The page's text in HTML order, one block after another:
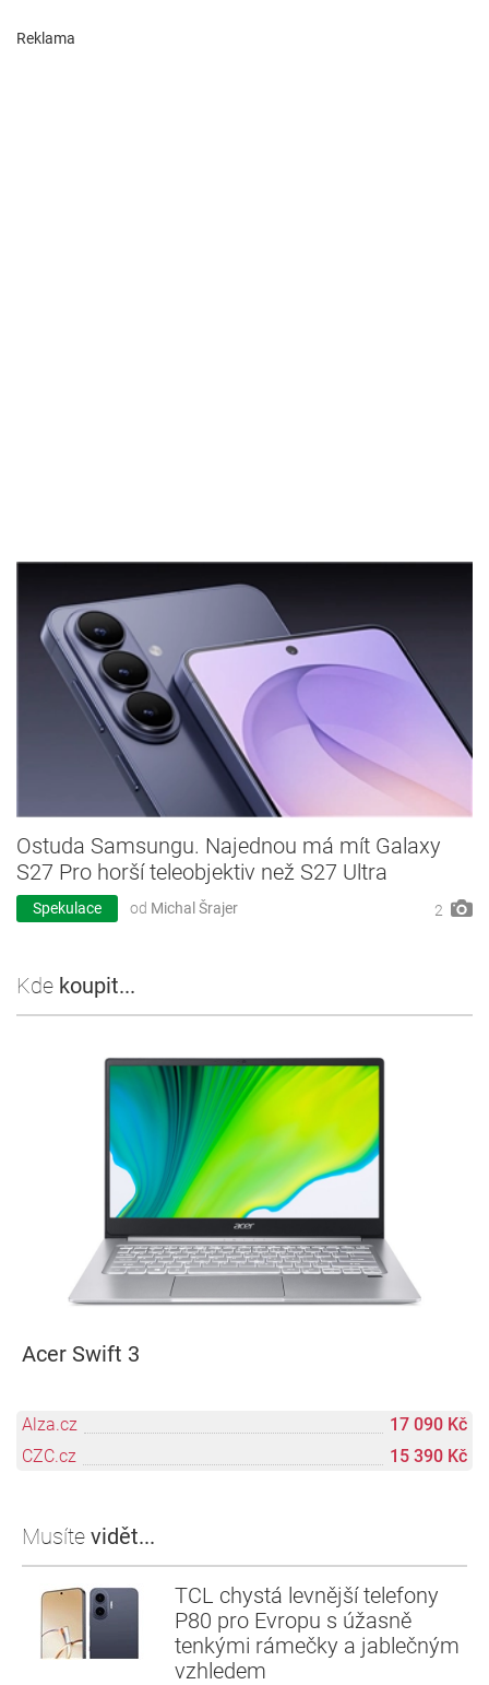
Reklama
Ostuda Samsungu. Najednou má mít Galaxy
S27 Pro horší teleobjektiv než S27 Ultra
Spekulace od Michal Šrajer 2
Kde koupit...
Acer Swift 3
Alza.cz
17 090 Kč
CZC.cz
15 390 Kč
Musíte vidět...
TCL chystá levnější telefony
P80 pro Evropu s úžasně
tenkými rámečky a jablečným
vzhledem